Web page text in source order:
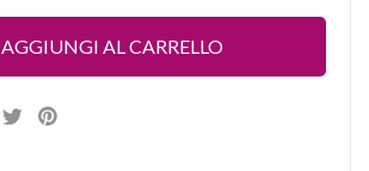
AGGIUNGI AL CARRELLO